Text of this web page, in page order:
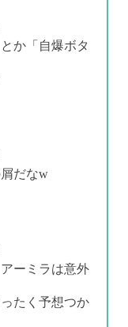
か「自爆ボタ
だなw
ーミラは意外
たく予想つか